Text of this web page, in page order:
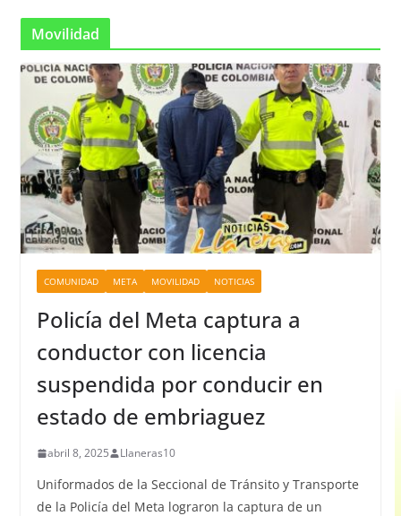
Movilidad
COMUNIDAD META MOVILIDAD NOTICIAS
Policía del Meta captura a
conductor con licencia
suspendida por conducir en
estado de embriaguez
abril 8, 2025 Llaneras10
Uniformados de la Seccional de Tránsito y Transporte
de la Policía del Meta lograron la captura de un